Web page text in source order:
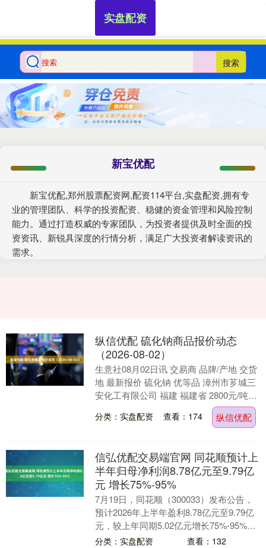
搜索
新宝优配
新宝优配,郑州股票配资网,配资114平台,实盘配资,拥有专
业的管理团队、科学的投资配资、稳健的资金管理和风险控制
能力。通过打造权威的专家团队，为投资者提供及时全面的投
资资讯、新锐具深度的行情分析，满足广大投资者解读资讯的
需求。
实盘配资
纵信优配 硫化钠商品报价动态
（2026-08-02）
生意社08月02日讯 交易商 品牌/产地 交货
地 最新报价 硫化钠 优等品 漳州市芗城三
安化工有限公司 福建 福建省 2800元/吨
（文章来源：生意社） 新浪....
分类：实盘配资 查看：174 纵信优配
信弘优配交易端官网 同花顺预计上
半年归母净利润8.78亿元至9.79亿
元 增长75%-95%
7月19日，同花顺（300033）发布公告，
预计2026年上半年盈利8.78亿元至9.79亿
元，较上年同期5.02亿元增长75%-95%。
扣除非经常性损益后的净....
分类：实盘配资 查看：132